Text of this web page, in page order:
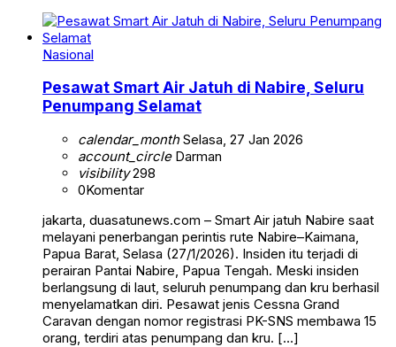
Nasional
Pesawat Smart Air Jatuh di Nabire, Seluru
Penumpang Selamat
calendar_monthSelasa, 27 Jan 2026
account_circleDarman
visibility298
0Komentar
jakarta, duasatunews.com – Smart Air jatuh Nabire saat
melayani penerbangan perintis rute Nabire–Kaimana,
Papua Barat, Selasa (27/1/2026). Insiden itu terjadi di
perairan Pantai Nabire, Papua Tengah. Meski insiden
berlangsung di laut, seluruh penumpang dan kru berhasil
menyelamatkan diri. Pesawat jenis Cessna Grand
Caravan dengan nomor registrasi PK-SNS membawa 15
orang, terdiri atas penumpang dan kru. […]